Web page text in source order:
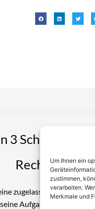
Um Ihnen ein
zustimmen,
verarbeiten.
Merkmale und
3 Schritten
zugelassen Anwältin
Aufgabe,